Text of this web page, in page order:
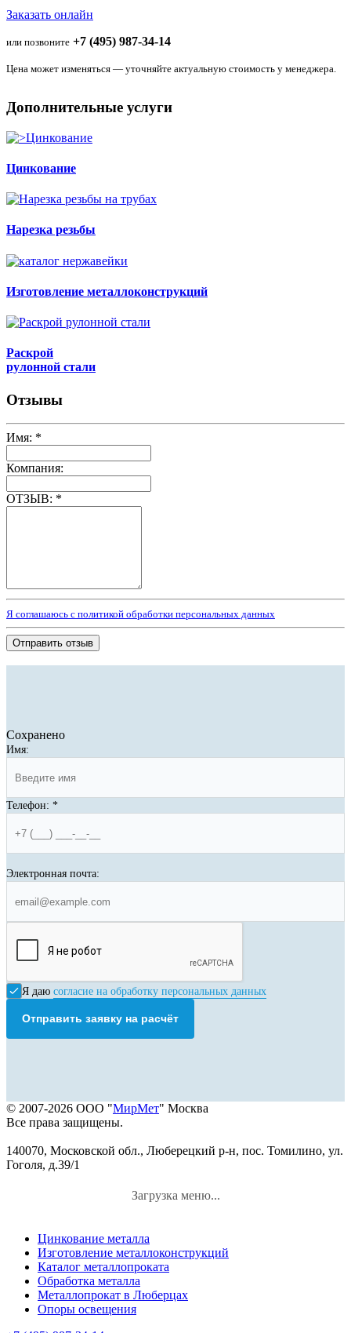
Заказать онлайн
или позвоните +7 (495) 987-34-14
Цена может изменяться — уточняйте актуальную стоимость у менеджера.
Дополнительные услуги
Цинкование
Нарезка резьбы
Изготовление металлоконструкций
Раскрой
рулонной стали
Отзывы
Имя: *
Компания:
ОТЗЫВ: *
Я соглашаюсь с политикой обработки персональных данных
Отправить отзыв
Сохранено
Имя:
Телефон: *
Электронная почта:
Я даю согласие на обработку персональных данных
Отправить заявку на расчёт
© 2007-2026 ООО "МирМет" Москва
Все права защищены.
140070, Московской обл., Люберецкий р-н, пос. Томилино, ул.
Гоголя, д.39/1
Загрузка меню...
Цинкование металла
Изготовление металлоконструкций
Каталог металлопроката
Обработка металла
Металлопрокат в Люберцах
Опоры освещения